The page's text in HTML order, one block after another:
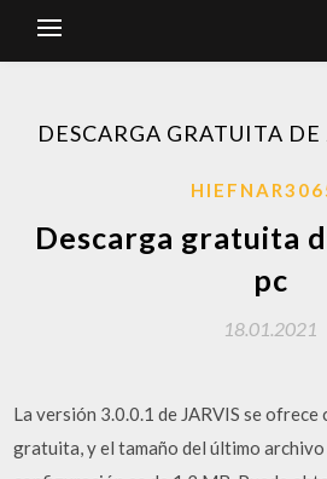
DESCARGA GRATUITA DE
Descarga gratuita
pc
18.01.2021
La versión 3.0.0.1 de JARVIS se ofrece
gratuita, y el tamaño del último